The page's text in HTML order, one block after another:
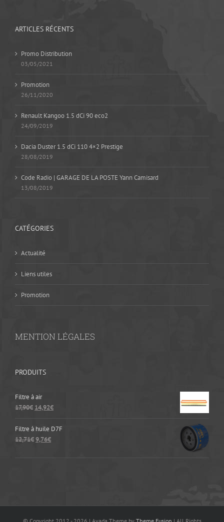
ARTICLES RÉCENTS
Promo Distribution
03/05/2021
Promotion
26/11/2020
Renault Kangoo 1.5 dCi 90 eco2
24/09/2019
Dacia Duster 1.5 dCi 110 4×2 Prestige
28/08/2019
Code Radio | GARAGE DE LA POSTE Yann Camisard
13/08/2019
CATÉGORIES
Actualité
Liens utiles
Promotion
MENTION LÉGALES
PRODUITS
Filtre à air
17,90€ 14,92€
Filtre à huile D7F
12,71€9,76€